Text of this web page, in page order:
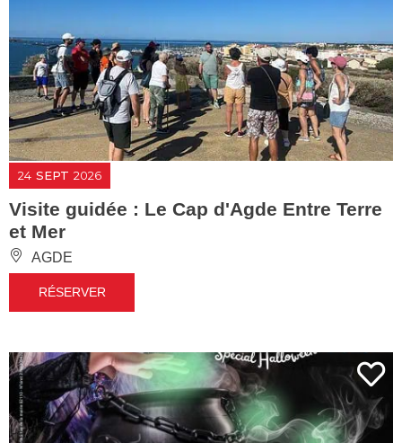
24 SEPT 2026
Visite guidée : Le Cap d'Agde Entre Terre
et Mer
AGDE
RÉSERVER